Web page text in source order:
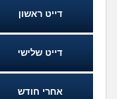
דייט ראשון
דייט שלישי
אחרי חודש